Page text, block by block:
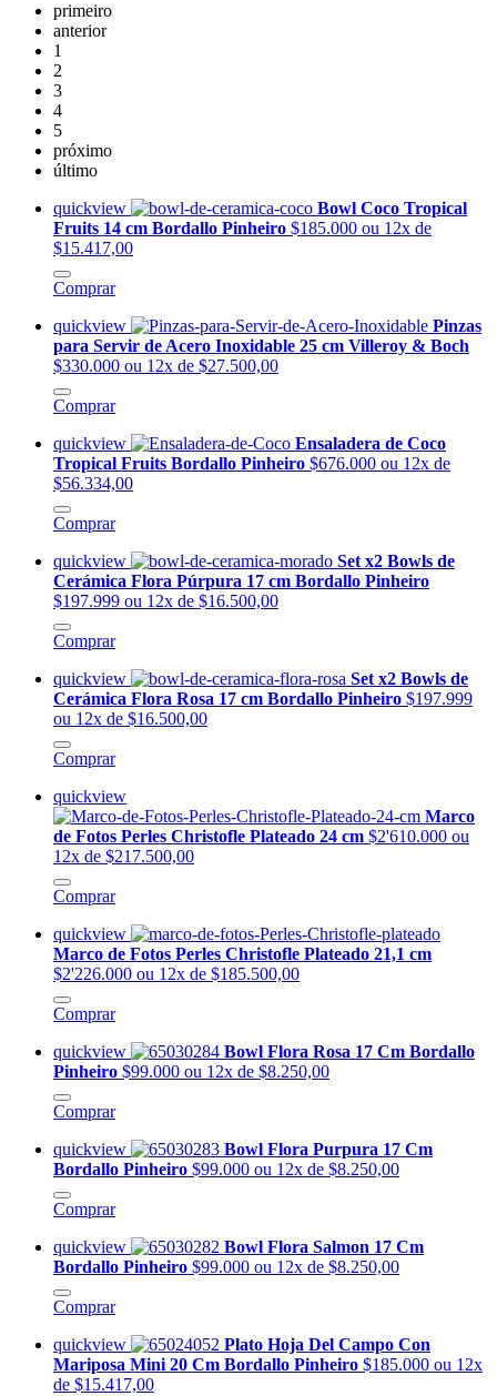
primeiro
anterior
1
2
3
4
5
próximo
último
quickview
Bowl Coco Tropical
Fruits 14 cm Bordallo Pinheiro $185.000 ou 12x de
$15.417,00
Comprar
quickview
Pinzas
para Servir de Acero Inoxidable 25 cm Villeroy & Boch
$330.000 ou 12x de $27.500,00
Comprar
quickview
Ensaladera de Coco
Tropical Fruits Bordallo Pinheiro $676.000 ou 12x de
$56.334,00
Comprar
quickview
Set x2 Bowls de
Cerámica Flora Púrpura 17 cm Bordallo Pinheiro
$197.999 ou 12x de $16.500,00
Comprar
quickview
Set x2 Bowls de
Cerámica Flora Rosa 17 cm Bordallo Pinheiro $197.999
ou 12x de $16.500,00
Comprar
quickview
Marco
de Fotos Perles Christofle Plateado 24 cm $2'610.000 ou
12x de $217.500,00
Comprar
quickview
Marco de Fotos Perles Christofle Plateado 21,1 cm
$2'226.000 ou 12x de $185.500,00
Comprar
quickview
Bowl Flora Rosa 17 Cm Bordallo
Pinheiro $99.000 ou 12x de $8.250,00
Comprar
quickview
Bowl Flora Purpura 17 Cm
Bordallo Pinheiro $99.000 ou 12x de $8.250,00
Comprar
quickview
Bowl Flora Salmon 17 Cm
Bordallo Pinheiro $99.000 ou 12x de $8.250,00
Comprar
quickview
Plato Hoja Del Campo Con
Mariposa Mini 20 Cm Bordallo Pinheiro $185.000 ou 12x
de $15.417,00